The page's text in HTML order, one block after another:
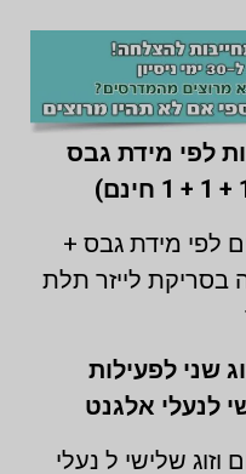
לפי מידת גבס
לפי מידת גבס +
לייזר תלת
שני לפעילות
לנעלי אלגנט
וזוג שלישי ל נעלי